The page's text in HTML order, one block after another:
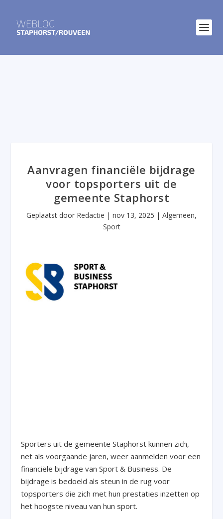
Aanvragen financiële bijdrage
voor topsporters uit de
gemeente Staphorst
Geplaatst door Redactie | nov 13, 2025 | Algemeen,
Sport
Sporters uit de gemeente Staphorst kunnen zich,
net als voorgaande jaren, weer aanmelden voor een
financiële bijdrage van Sport & Business. De
bijdrage is bedoeld als steun in de rug voor
topsporters die zich met hun prestaties inzetten op
het hoogste niveau van hun sport.